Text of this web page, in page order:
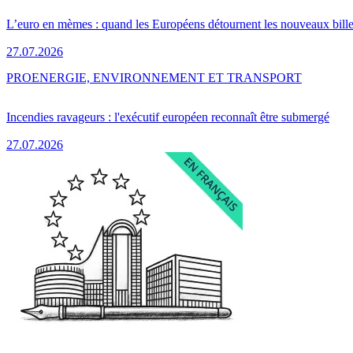
L’euro en mèmes : quand les Européens détournent les nouveaux
27.07.2026
Incendies ravageurs : l'exécutif européen reconnaît être submergé
27.07.2026
PROENERGIE, ENVIRONNEMENT ET TRANSPORT